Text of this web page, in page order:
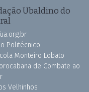
Ubaldino do
Politécnico
Monteiro Lobato
de Combate ao
Velhinhos